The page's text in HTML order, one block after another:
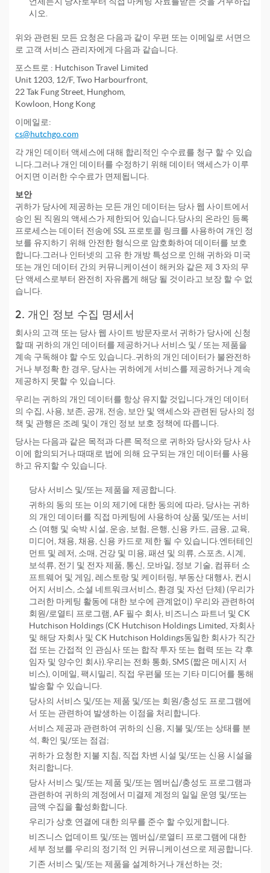
시오.
위와 관련된 모든 요청은 다음과 같이 우편 또는 이메일로 서면으
로 고객 서비스 관리자에게 다음과 같습니다.
포스트로 : Hutchison Travel Limited
Unit 1203, 12/F, Two Harbourfront,
22 Tak Fung Street, Hunghom,
Kowloon, Hong Kong
이메일로:
cs@hutchgo.com
각 개인 데이터 액세스에 대해 합리적인 수수료를 청구 할 수 있습
니다.그러나 개인 데이터를 수정하기 위해 데이터 액세스가 이루
어지면 이러한 수수료가 면제됩니다.
보안
귀하가 당사에 제공하는 모든 개인 데이터는 당사 웹 사이트에서
승인 된 직원의 액세스가 제한되어 있습니다.당사의 온라인 등록
프로세스는 데이터 전송에 SSL 프로토콜 링크를 사용하여 개인 정
보를 유지하기 위해 안전한 형식으로 암호화하여 데이터를 보호
합니다.그러나 인터넷의 고유 한 개방 특성으로 인해 귀하와 미국
또는 개인 데이터 간의 커뮤니케이션이 해커와 같은 제 3 자의 무
단 액세스로부터 완전히 자유롭게 해당 될 것이라고 보장 할 수 없
습니다.
2. 개인 정보 수집 명세서
회사의 고객 또는 당사 웹 사이트 방문자로서 귀하가 당사에 신청
할 때 귀하의 개인 데이터를 제공하거나 서비스 및 / 또는 제품을
계속 구독해야 할 수도 있습니다..귀하의 개인 데이터가 불완전하
거나 부정확 한 경우, 당사는 귀하에게 서비스를 제공하거나 계속
제공하지 못할 수 있습니다.
우리는 귀하의 개인 데이터를 항상 유지할 것입니다.개인 데이터
의 수집, 사용, 보존, 공개, 전송, 보안 및 액세스와 관련된 당사의 정
책 및 관행은 조례 및이 개인 정보 보호 정책에 따릅니다.
당사는 다음과 같은 목적과 다른 목적으로 귀하와 당사와 당사 사
이에 합의되거나 때때로 법에 의해 요구되는 개인 데이터를 사용
하고 유지할 수 있습니다.
당사 서비스 및/또는 제품을 제공합니다.
귀하의 동의 또는 이의 제기에 대한 동의에 따라, 당사는 귀하
의 개인 데이터를 직접 마케팅에 사용하여 상품 및/또는 서비
스 (여행 및 숙박 시설, 운송, 보험, 은행, 신용 카드, 금융, 교육,
미디어, 채용, 채용, 신용 카드로 제한 될 수 있습니다.엔터테인
먼트 및 레저, 소매, 건강 및 미용, 패션 및 의류, 스포츠, 시계,
보석류, 전기 및 전자 제품, 통신, 모바일, 정보 기술, 컴퓨터 소
프트웨어 및 게임, 레스토랑 및 케이터링, 부동산 대행사, 컨시
어지 서비스, 소셜 네트워크서비스, ​​환경 및 자선 단체) (우리가
그러한 마케팅 활동에 대한 보수에 관계없이) 우리와 관련하여
회원/로열티 프로그램, AF 필수 회사, 비즈니스 파트너 및 CK
Hutchison Holdings (CK Hutchison Holdings Limited, 자회사
및 해당 자회사 및 CK Hutchison Holdings동일한 회사가 직간
접 또는 간접적 인 관심사 또는 합작 투자 또는 협력 또는 각 후
임자 및 양수인 회사).우리는 전화 통화, SMS (짧은 메시지 서
비스), 이메일, 팩시밀리, 직접 우편물 또는 기타 미디어를 통해
발송할 수 있습니다.
당사의 서비스 및/또는 제품 및/또는 회원/충성도 프로그램에
서 또는 관련하여 발생하는 이점을 처리합니다.
서비스 제공과 관련하여 귀하의 신용, 지불 및/또는 상태를 분
석, 확인 및/또는 점검;
귀하가 요청한 지불 지침, 직접 차변 시설 및/또는 신용 시설을
처리합니다.
당사 서비스 및/또는 제품 및/또는 멤버십/충성도 프로그램과
관련하여 귀하의 계정에서 미결제 계정의 일일 운영 및/또는
금액 수집을 활성화합니다.
우리가 상호 연결에 대한 의무를 준수 할 수있게합니다.
비즈니스 업데이트 및/또는 멤버십/로열티 프로그램에 대한
세부 정보를 우리의 정기적 인 커뮤니케이션으로 제공합니다.
기존 서비스 및/또는 제품을 설계하거나 개선하는 것;